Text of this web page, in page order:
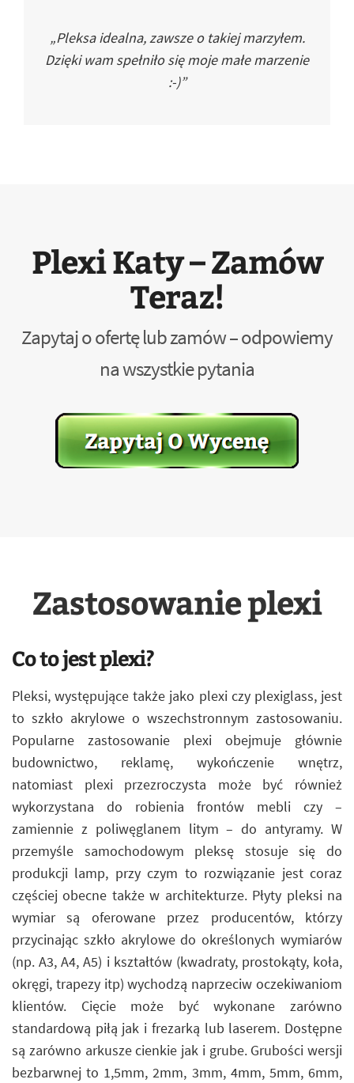
„Pleksa idealna, zawsze o takiej marzyłem.
Dzięki wam spełniło się moje małe marzenie
:-)”
Plexi Katy – Zamów
Teraz!
Zapytaj o ofertę lub zamów – odpowiemy
na wszystkie pytania
Zastosowanie plexi
Co to jest plexi?
Pleksi, występujące także jako plexi czy plexiglass, jest
to szkło akrylowe o wszechstronnym zastosowaniu.
Popularne zastosowanie plexi obejmuje głównie
budownictwo, reklamę, wykończenie wnętrz,
natomiast plexi przezroczysta może być również
wykorzystana do robienia frontów mebli czy –
zamiennie z poliwęglanem litym – do antyramy. W
przemyśle samochodowym pleksę stosuje się do
produkcji lamp, przy czym to rozwiązanie jest coraz
częściej obecne także w architekturze. Płyty pleksi na
wymiar są oferowane przez producentów, którzy
przycinając szkło akrylowe do określonych wymiarów
(np. A3, A4, A5) i kształtów (kwadraty, prostokąty, koła,
okręgi, trapezy itp) wychodzą naprzeciw oczekiwaniom
klientów. Cięcie może być wykonane zarówno
standardową piłą jak i frezarką lub laserem. Dostępne
są zarówno arkusze cienkie jak i grube. Grubości wersji
bezbarwnej to 1,5mm, 2mm, 3mm, 4mm, 5mm, 6mm,